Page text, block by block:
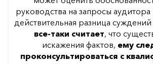
руководства на запросы
действительная разница
все-таки считает, что
искажения фактов, ему
проконсультироваться с